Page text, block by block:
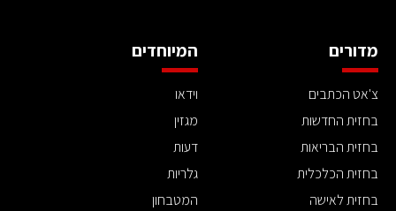
מדורים
צ'אט הכתבים
בחזית החדשות
בחזית הבריאות
בחזית הכלכלית
בחזית לאישה
המיוחדים
וידאו
מגזין
דעות
גלריות
המטבחון